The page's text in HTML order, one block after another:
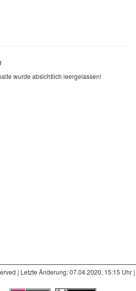
wurde absichtlich leergelassen!
| Letzte Änderung: 07.04.2020, 15:15 Uhr |